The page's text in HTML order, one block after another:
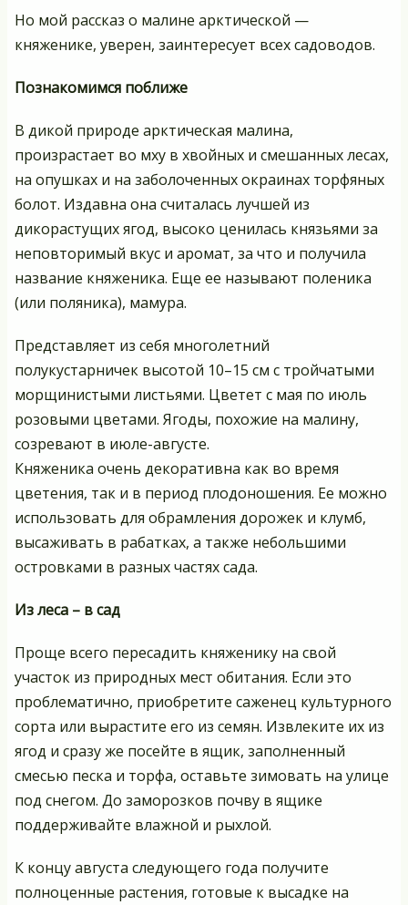
Но мой рассказ о малине арктической —
княженике, уверен, заинтересует всех садоводов.
Познакомимся поближе
В дикой природе арктическая малина,
произрастает во мху в хвойных и смешанных лесах,
на опушках и на заболоченных окраинах торфяных
болот. Издавна она считалась лучшей из
дикорастущих ягод, высоко ценилась князьями за
неповторимый вкус и аромат, за что и получила
название княженика. Еще ее называют поленика
(или поляника), мамура.
Представляет из себя многолетний
полукустарничек высотой 10–15 см с тройчатыми
морщинистыми листьями. Цветет с мая по июль
розовыми цветами. Ягоды, похожие на малину,
созревают в июле-августе.
Княженика очень декоративна как во время
цветения, так и в период плодоношения. Ее можно
использовать для обрамления дорожек и клумб,
высаживать в рабатках, а также небольшими
островками в разных частях сада.
Из леса – в сад
Проще всего пересадить княженику на свой
участок из природных мест обитания. Если это
проблематично, приобретите саженец культурного
сорта или вырастите его из семян. Извлеките их из
ягод и сразу же посейте в ящик, заполненный
смесью песка и торфа, оставьте зимовать на улице
под снегом. До заморозков почву в ящике
поддерживайте влажной и рыхлой.
К концу августа следующего года получите
полноценные растения, готовые к высадке на